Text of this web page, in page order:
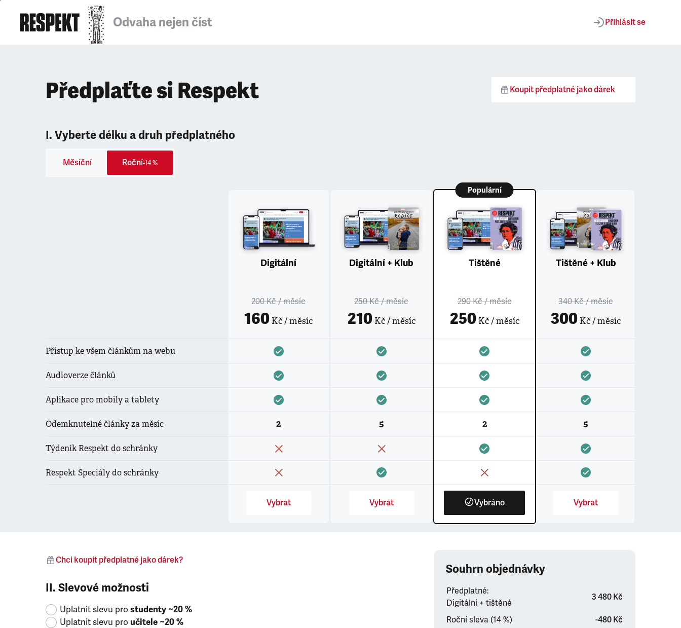
Odvaha nejen číst Přihlásit se
Předplaťte si Respekt Koupit předplatné jako dárek
I. Vyberte délku a druh předplatného
Měsíční Roční-14 %
Přístup ke všem článkům na webu
Audioverze článků
Aplikace pro mobily a tablety
Odemknutelné články za měsíc
Týdeník Respekt do schránky
Respekt Speciály do schránky
Digitální
200 Kč/ měsíc
160 Kč / měsíc
2
Vybrat
Digitální + Klub
250 Kč/ měsíc
210Kč / měsíc
5
Vybrat
Populární
Tištěné
290 Kč/ měsíc
250Kč / měsíc
2
Vybráno
Tištěné + Klub
340 Kč/ měsíc
300 Kč / měsíc
5
Vybrat
Chci koupit předplatné jako dárek?
II. Slevové možnosti
Uplatnit slevu pro studenty ~20 %
Uplatnit slevu pro učitele ~20 %
Souhrn objednávky
Předplatné:
Digitální + tištěné
3 480 Kč
Roční sleva (14 %)
-480 Kč